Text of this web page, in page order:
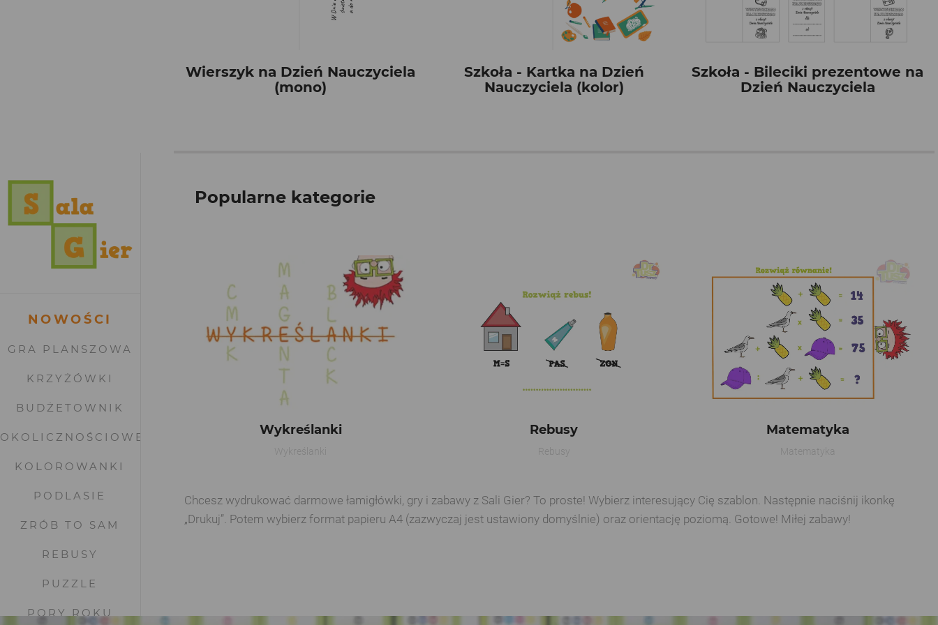
NOWOŚCI
GRA PLANSZOWA
KRZYŻÓWKI
BUDŻETOWNIK
OKOLICZNOŚCIOWE
KOLOROWANKI
PODLASIE
ZRÓB TO SAM
REBUSY
PUZZLE
PORY ROKU
Wierszyk na Dzień Nauczyciela
(mono)
Szkoła - Kartka na Dzień
Nauczyciela (kolor)
Szkoła - Bileciki prezentowe na
Dzień Nauczyciela
Popularne kategorie
Wykreślanki
Wykreślanki
Rebusy
Rebusy
Matematyka
Matematyka
Chcesz wydrukować darmowe łamigłówki, gry i zabawy z Sali Gier? To proste! Wybierz interesujący Cię szablon. Następnie naciśnij ikonkę
„Drukuj”. Potem wybierz format papieru A4 (zazwyczaj jest ustawiony domyślnie) oraz orientację poziomą. Gotowe! Miłej zabawy!